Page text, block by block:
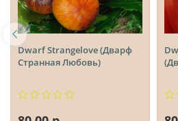
Dwarf Strangelove (Дварф
Странная Любовь)